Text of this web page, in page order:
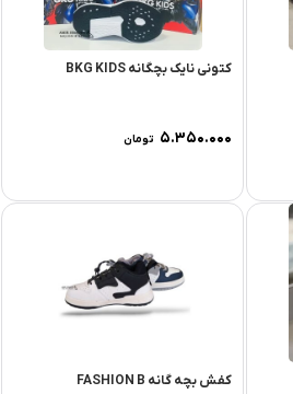
کتونی نایک بچگانه BKG KIDS
۵.۳۵۰.۰۰۰ تومان
کفش بچه گانه FASHION B